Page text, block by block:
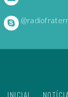
INICIAL